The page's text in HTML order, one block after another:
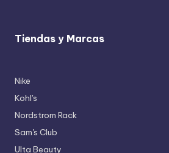
Tiendas y Marcas
Nike
Kohl's
Nordstrom Rack
Sam's Club
Ulta Beauty